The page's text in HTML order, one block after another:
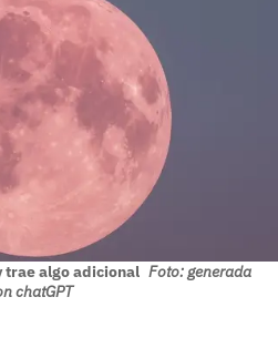
trae algo adicional Foto: generada
chatGPT